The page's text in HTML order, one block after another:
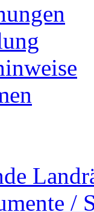
/